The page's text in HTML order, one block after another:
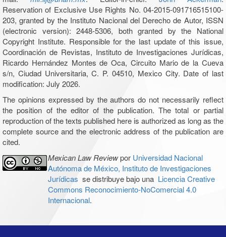
Reservation of Exclusive Use Rights No. 04-2015-091716515100-
203, granted by the Instituto Nacional del Derecho de Autor, ISSN
(electronic version): 2448-5306, both granted by the National
Copyright Institute. Responsible for the last update of this issue,
Coordinación de Revistas, Instituto de Investigaciones Jurídicas,
Ricardo Hernández Montes de Oca, Circuito Mario de la Cueva
s/n, Ciudad Universitaria, C. P. 04510, Mexico City. Date of last
modification: July 2026.
The opinions expressed by the authors do not necessarily reflect
the position of the editor of the publication. The total or partial
reproduction of the texts published here is authorized as long as the
complete source and the electronic address of the publication are
cited.
Mexican Law Reviewpor Universidad Nacional
Autónoma de México, Instituto de Investigaciones
Jurídicas se distribuye bajo una Licencia Creative
Commons Reconocimiento-NoComercial 4.0
Internacional.